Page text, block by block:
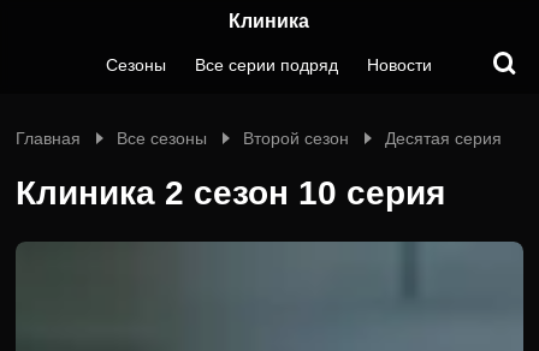
Клиника
Сезоны Все серии подряд Новости
Главная Все сезоны Второй сезон Десятая серия
Клиника 2 сезон 10 серия